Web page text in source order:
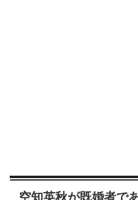
空知英秋が既婚者で